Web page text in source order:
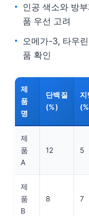
인공 색소와 방
품 우선 고려
오메가-3, 타우
품 확인
제
품
명
단백질
(%)
지
제
품
A
12 5
제
품
B
8 7